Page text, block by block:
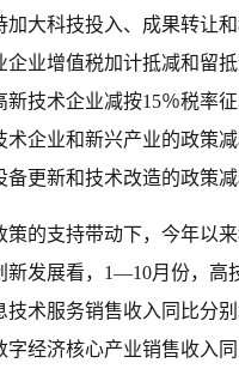
加大科技投入、成果转让
企业增值税加计抵减和留
新技术企业减按15％税率
术企业和新兴产业的政策
更新和技术改造的政策减
策的支持带动下，今年以
新发展看，1—10月份，高
技术服务销售收入同比分
字经济核心产业销售收入